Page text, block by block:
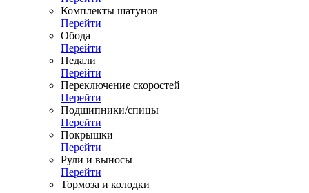
Комплекты шатунов
Перейти
Обода
Перейти
Педали
Перейти
Переключение скоростей
Перейти
Подшипники/спицы
Перейти
Покрышки
Перейти
Рули и выносы
Перейти
Тормоза и колодки